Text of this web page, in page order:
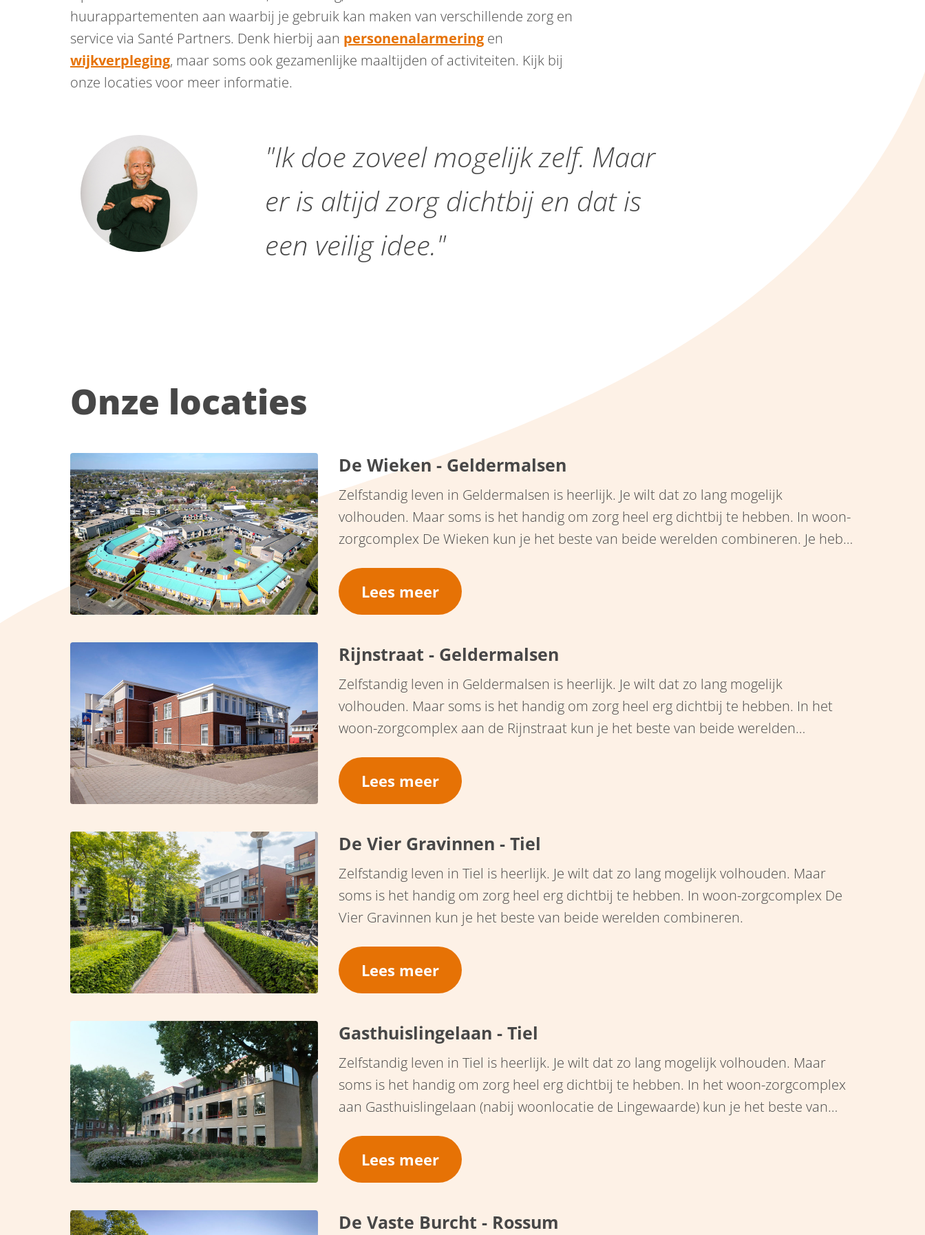
huurappartementen aan waarbij je gebruik kan maken van verschillende zorg en
service via Santé Partners. Denk hierbij aan personenalarmering en
wijkverpleging, maar soms ook gezamenlijke maaltijden of activiteiten. Kijk bij
onze locaties voor meer informatie.
"Ik doe zoveel mogelijk zelf. Maar
er is altijd zorg dichtbij en dat is
een veilig idee."
Onze locaties
De Wieken - Geldermalsen
Zelfstandig leven in Geldermalsen is heerlijk. Je wilt dat zo lang mogelijk
volhouden. Maar soms is het handig om zorg heel erg dichtbij te hebben. In woon-
zorgcomplex De Wieken kun je het beste van beide werelden combineren. Je hebt
Lees meer
Rijnstraat - Geldermalsen
Zelfstandig leven in Geldermalsen is heerlijk. Je wilt dat zo lang mogelijk
volhouden. Maar soms is het handig om zorg heel erg dichtbij te hebben. In het
woon-zorgcomplex aan de Rijnstraat kun je het beste van beide werelden
Lees meer
De Vier Gravinnen - Tiel
Zelfstandig leven in Tiel is heerlijk. Je wilt dat zo lang mogelijk volhouden. Maar
soms is het handig om zorg heel erg dichtbij te hebben. In woon-zorgcomplex De
Vier Gravinnen kun je het beste van beide werelden combineren.
Lees meer
Gasthuislingelaan - Tiel
Zelfstandig leven in Tiel is heerlijk. Je wilt dat zo lang mogelijk volhouden. Maar
soms is het handig om zorg heel erg dichtbij te hebben. In het woon-zorgcomplex
aan Gasthuislingelaan (nabij woonlocatie de Lingewaarde) kun je het beste van
Lees meer
De Vaste Burcht - Rossum